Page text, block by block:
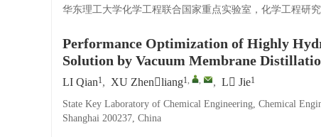
华东理工大学化学工程联合国家重点实验室，化学工程研
Performance Optimization of Highly
Solution by Vacuum Membrane
LI Qian1, XU Zhenliang1, , , L Jie1
State Key Laboratory of Chemical Engineering, Chemical
Shanghai 200237, China